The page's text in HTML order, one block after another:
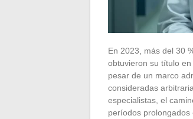
En 2023, más del 30
obtuvieron su título
pesar de un marco
consideradas
especialistas, el
períodos prolongados